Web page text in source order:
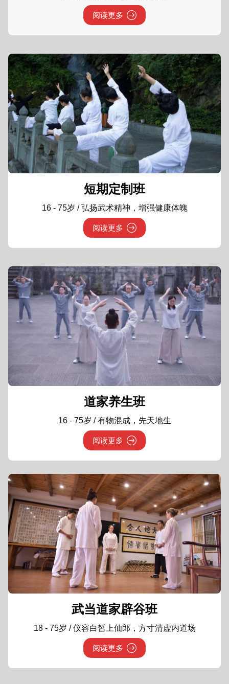
阅读更多
短期定制班
16 - 75岁 / 弘扬武术精神，增强健康体魄
阅读更多
道家养生班
16 - 75岁 / 有物混成，先天地生
阅读更多
武当道家辟谷班
18 - 75岁 / 仪容白皙上仙郎，方寸清虚内道场
阅读更多